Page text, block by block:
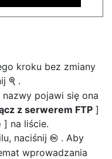
kroku bez zmiany
X .
pojawi się ona
z serwerem FTP ]
] na liście.
naciśnij J . Aby
wprowadzania